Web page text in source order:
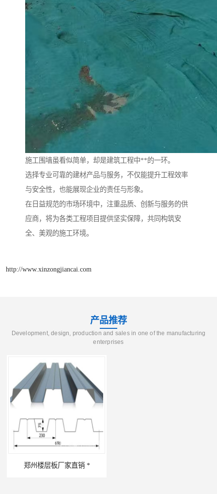
施工围墙虽看似简单，却是建筑工程中**的一环。
选择专业可靠的建材产品与服务，不仅能提升工程效率
与安全性，也能展现企业的责任与形象。
在日益规范的市场环境中，注重品质、创新与服务的供
应商，将为各类工程项目提供坚实保障，共同构筑安
全、美观的施工环境。
http://www.xinzongjiancai.com
产品推荐
Development, design, production and sales in one of the manufacturing
enterprises
郑州楼层板厂家直销 *